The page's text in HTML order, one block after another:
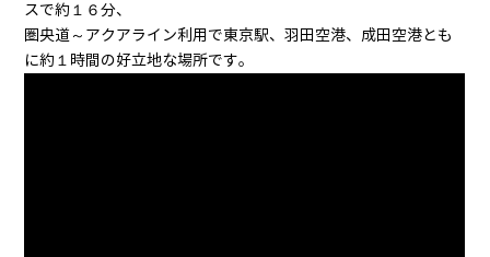
スで約１６分、
圏央道～アクアライン利用で東京駅、羽田空港、成田空港とも
に約１時間の好立地な場所です。